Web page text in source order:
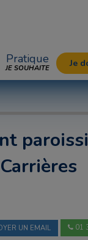
Pratique
JE SOUHAITE Je
UN EMAIL 01